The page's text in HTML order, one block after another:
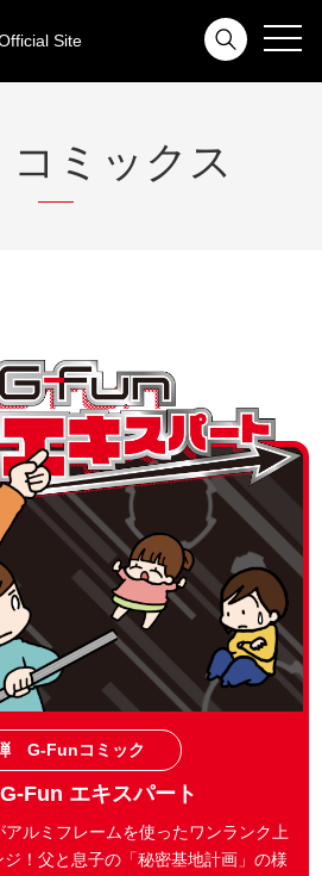
toggle
Site
コミックス
G-Funコミック
Fun エキスパート
ルミフレームを使ったワンランク上
！ 父と息子の「秘密基地計画」の様